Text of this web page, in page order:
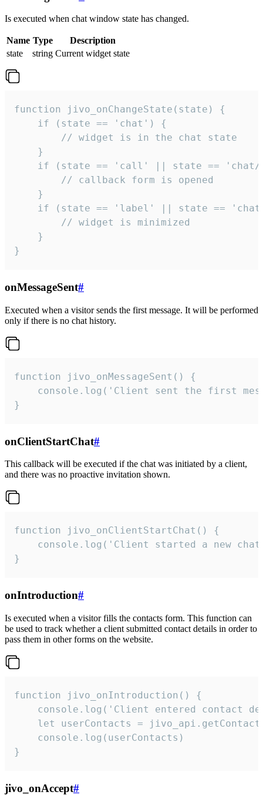
Is executed when chat window state has changed.
Name Type
Description
state
string Current widget state
function jivo_onChangeState(state) {
    if (state == 'chat') {
        // widget is in the chat state
    }
if (state == 'call' || state ==
        // callback form is opened
    }
if (state == 'label' || state ==
        // widget is minimized
    }
}
onMessageSent#
Executed when a visitor sends the first message. It will be performed
only if there is no chat history.
function jivo_onMessageSent() {
console.log('Client sent the first
}
onClientStartChat#
This callback will be executed if the chat was initiated by a client,
and there was no proactive invitation shown.
function jivo_onClientStartChat() {
console.log('Client started a new
}
onIntroduction#
Is executed when a visitor fills the contacts form. This function can
be used to track whether a client submitted contact details in order to
pass them in other forms on the website.
function jivo_onIntroduction() {
console.log('Client entered contact
let userContacts =
    console.log(userContacts)
}
jivo_onAccept#